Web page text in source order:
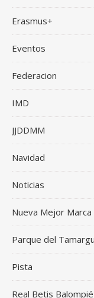
Erasmus+
Eventos
Federacion
IMD
JJDDMM
Navidad
Noticias
Nueva Mejor Marca
Parque del
Pista
Real Betis Balompié